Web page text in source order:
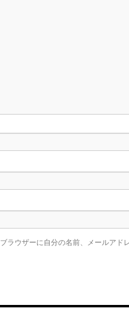
ラウザーに自分の名前、メールアド